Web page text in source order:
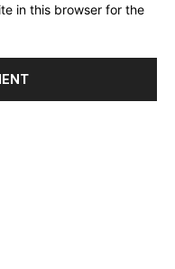
in this browser for the